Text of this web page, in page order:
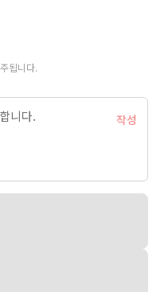
됩니다.
작성